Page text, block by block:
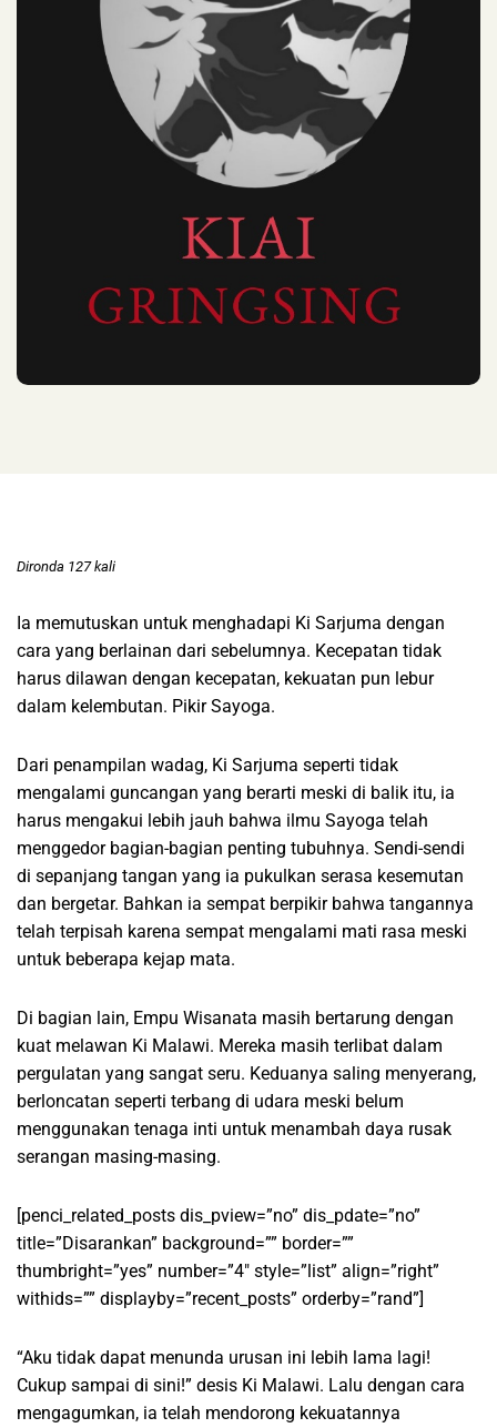
Dironda 127 kali
Ia memutuskan untuk menghadapi Ki Sarjuma dengan
cara yang berlainan dari sebelumnya. Kecepatan tidak
harus dilawan dengan kecepatan, kekuatan pun lebur
dalam kelembutan. Pikir Sayoga.
Dari penampilan wadag, Ki Sarjuma seperti tidak
mengalami guncangan yang berarti meski di balik itu, ia
harus mengakui lebih jauh bahwa ilmu Sayoga telah
menggedor bagian-bagian penting tubuhnya. Sendi-sendi
di sepanjang tangan yang ia pukulkan serasa kesemutan
dan bergetar. Bahkan ia sempat berpikir bahwa tangannya
telah terpisah karena sempat mengalami mati rasa meski
untuk beberapa kejap mata.
Di bagian lain, Empu Wisanata masih bertarung dengan
kuat melawan Ki Malawi. Mereka masih terlibat dalam
pergulatan yang sangat seru. Keduanya saling menyerang,
berloncatan seperti terbang di udara meski belum
menggunakan tenaga inti untuk menambah daya rusak
serangan masing-masing.
[penci_related_posts dis_pview=”no” dis_pdate=”no”
title=”Disarankan” background=”” border=””
thumbright=”yes” number=”4″ style=”list” align=”right”
withids=”” displayby=”recent_posts” orderby=”rand”]
“Aku tidak dapat menunda urusan ini lebih lama lagi!
Cukup sampai di sini!” desis Ki Malawi. Lalu dengan cara
mengagumkan, ia telah mendorong kekuatannya